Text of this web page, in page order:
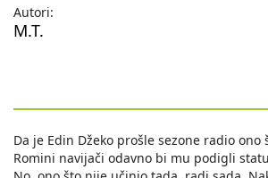
Autori:
M.T.
Da je Edin Džeko prošle sezone radio ono
Romini navijači odavno bi mu podigli